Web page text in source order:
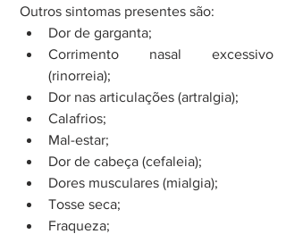
Outros sintomas presentes são:
Dor de garganta;
Corrimento nasal excessivo
(rinorreia);
Dor nas articulações (artralgia);
Calafrios;
Mal-estar;
Dor de cabeça (cefaleia);
Dores musculares (mialgia);
Tosse seca;
Fraqueza;